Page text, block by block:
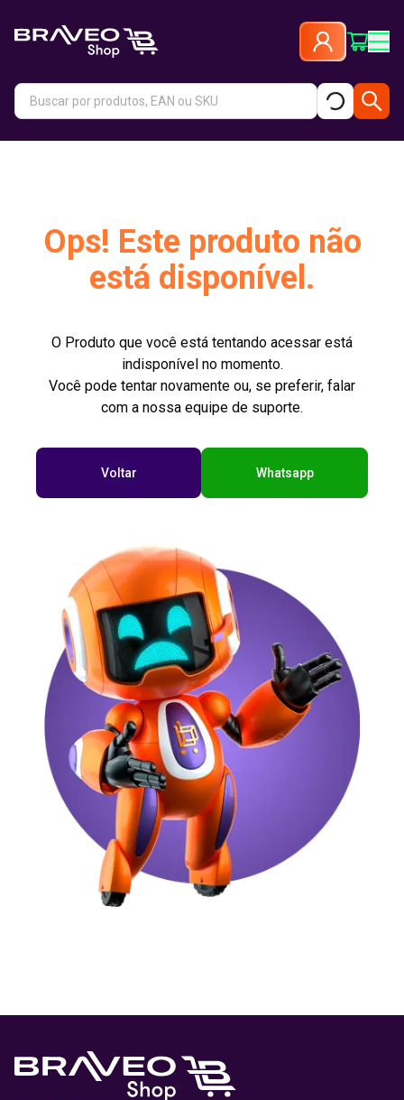
Ops! Este produto não
está disponível.
O Produto que você está tentando acessar está
indisponível no momento.
Você pode tentar novamente ou, se preferir, falar
com a nossa equipe de suporte.
Voltar Whatsapp